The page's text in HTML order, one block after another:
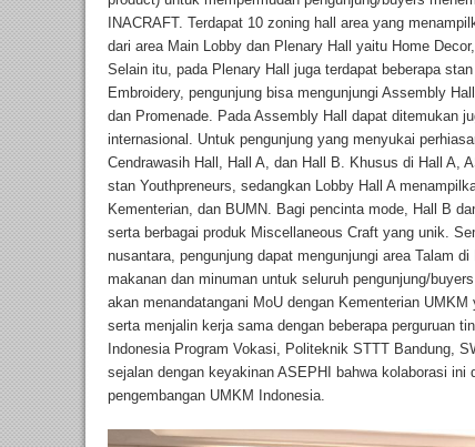
INACRAFT. Terdapat 10 zoning hall area yang
dari area Main Lobby dan Plenary Hall yaitu Home
Selain itu, pada Plenary Hall juga terdapat beberapa
Embroidery, pengunjung bisa mengunjungi Assembly
dan Promenade. Pada Assembly Hall dapat ditemukan
internasional. Untuk pengunjung yang menyukai
Cendrawasih Hall, Hall A, dan Hall B. Khusus di Hall A,
stan Youthpreneurs, sedangkan Lobby Hall A
Kementerian, dan BUMN. Bagi pencinta mode, Hall B
serta berbagai produk Miscellaneous Craft yang unik.
nusantara, pengunjung dapat mengunjungi area Talam
makanan dan minuman untuk seluruh pengunjung/
akan menandatangani MoU dengan Kementerian
serta menjalin kerja sama dengan beberapa perguruan
Indonesia Program Vokasi, Politeknik STTT Bandung,
sejalan dengan keyakinan ASEPHI bahwa kolaborasi
pengembangan UMKM Indonesia.